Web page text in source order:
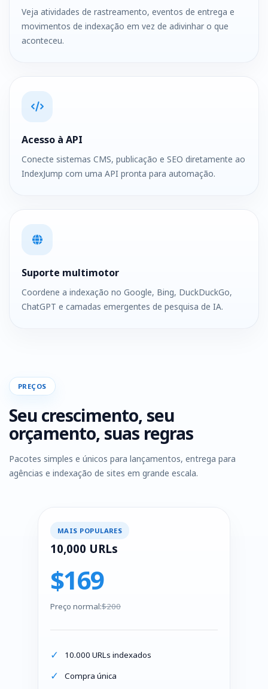
Veja atividades de rastreamento, eventos de entrega e
movimentos de indexação em vez de adivinhar o que
aconteceu.
Acesso à API
Conecte sistemas CMS, publicação e SEO diretamente ao
IndexJump com uma API pronta para automação.
Suporte multimotor
Coordene a indexação no Google, Bing, DuckDuckGo,
ChatGPT e camadas emergentes de pesquisa de IA.
PREÇOS
Seu crescimento, seu
orçamento, suas regras
Pacotes simples e únicos para lançamentos, entrega para
agências e indexação de sites em grande escala.
MAIS POPULARES
10,000 URLs
$169
Preço normal:$200
10.000 URLs indexados
Compra única